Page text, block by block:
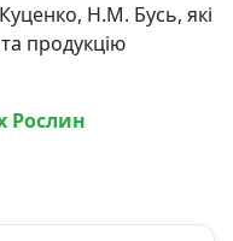
Н.М. Бусь, які
продукцію
Рослин